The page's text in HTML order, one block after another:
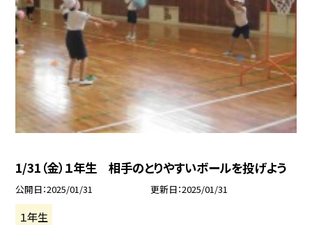
1/31（金）１年生 相手のとりやすいボールを投げよう
公開日 2025/01/31 更新日 2025/01/31
１年生